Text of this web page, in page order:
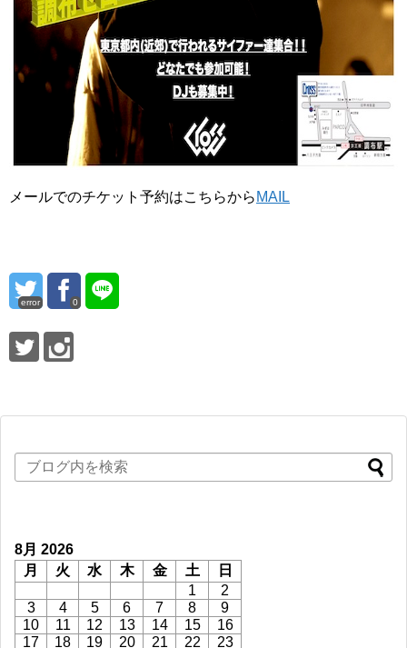
メールでのチケット予約はこちらから MAIL
error 0
8月 2026
月
火 水 木 金 土
日
1
2
3
4 5 6 7 8
9
10
11 12 13 14 15
16
17
18 19 20 21 22
23